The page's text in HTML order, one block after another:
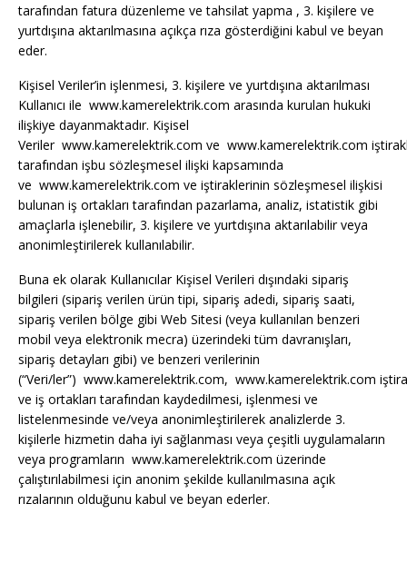
tarafından fatura düzenleme ve tahsilat yapma , 3. kişilere ve
yurtdışına aktarılmasına açıkça rıza gösterdiğini kabul ve beyan
eder.
Kişisel Veriler’in işlenmesi, 3. kişilere ve yurtdışına aktarılması
Kullanıcı ile www.kamerelektrik.com arasında kurulan hukuki
ilişkiye dayanmaktadır. Kişisel
Veriler www.kamerelektrik.com ve www.kamerelektrik.com
tarafından işbu sözleşmesel ilişki kapsamında
ve www.kamerelektrik.com ve iştiraklerinin sözleşmesel ilişkisi
bulunan iş ortakları tarafından pazarlama, analiz, istatistik gibi
amaçlarla işlenebilir, 3. kişilere ve yurtdışına aktarılabilir veya
anonimleştirilerek kullanılabilir.
Buna ek olarak Kullanıcılar Kişisel Verileri dışındaki sipariş
bilgileri (sipariş verilen ürün tipi, sipariş adedi, sipariş saati,
sipariş verilen bölge gibi Web Sitesi (veya kullanılan benzeri
mobil veya elektronik mecra) üzerindeki tüm davranışları,
sipariş detayları gibi) ve benzeri verilerinin
(“Veri/ler”) www.kamerelektrik.com, www.kamerelektrik.com
ve iş ortakları tarafından kaydedilmesi, işlenmesi ve
listelenmesinde ve/veya anonimleştirilerek analizlerde 3.
kişilerle hizmetin daha iyi sağlanması veya çeşitli uygulamaların
veya programların www.kamerelektrik.com üzerinde
çalıştırılabilmesi için anonim şekilde kullanılmasına açık
rızalarının olduğunu kabul ve beyan ederler.